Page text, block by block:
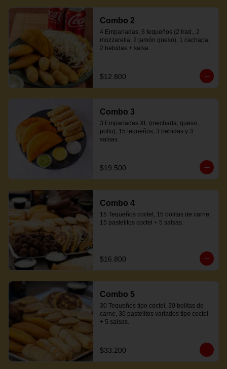
Combo 2
4 Empanadas, 6 tequeños (2 trad., 2
mozzarella, 2 jamón queso), 1 cachapa,
2 bebidas + salsa.
$12.800
Combo 3
3 Empanadas XL (mechada, queso,
pollo), 15 tequeños, 3 bebidas y 3
salsas.
$19.500
Combo 4
15 Tequeños coctel, 15 bolitas de carne,
15 pastelitos coctel + 5 salsas.
$16.800
Combo 5
30 Tequeños tipo coctel, 30 bolitas de
carne, 30 pastelitos variados tipo coctel
+ 5 salsas.
$33.200